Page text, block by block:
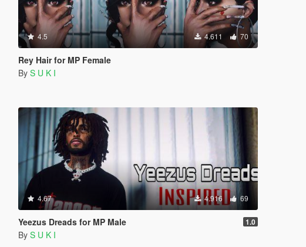
4.5 4.611 70
Rey Hair for MP Female
By S U K I
4.67 4.916 69
Yeezus Dreads for MP Male 1.0
By S U K I